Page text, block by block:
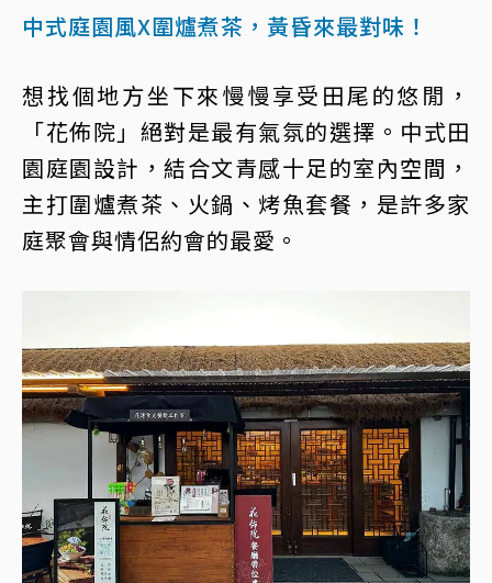
中式庭園風X圍爐煮茶，黃昏來最對味！
想找個地方坐下來慢慢享受田尾的悠閒，
「花佈院」絕對是最有氣氛的選擇。中式田
園庭園設計，結合文青感十足的室內空間，
主打圍爐煮茶、火鍋、烤魚套餐，是許多家
庭聚會與情侶約會的最愛。